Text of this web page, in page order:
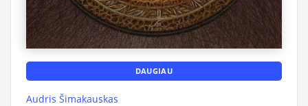
DAUGIAU
Audris Šimakauskas